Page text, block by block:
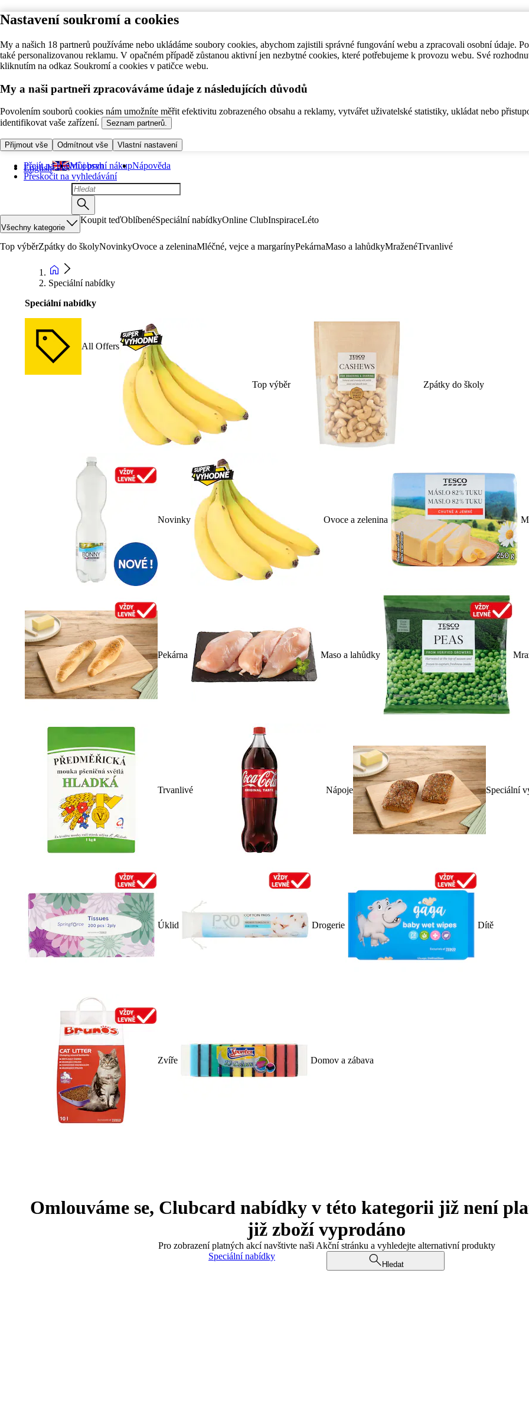
Nastavení soukromí a cookies
My a našich 18 partnerů používáme nebo ukládáme soubory cookies, abychom zajistili správné fungování webu a zpracovali osobní údaje.
také personalizovanou reklamu. V opačném případě zůstanou aktivní jen nezbytné cookies, které potřebujeme k provozu webu. Své
kliknutím na odkaz Soukromí a cookies v patičce webu.
My a naši partneři zpracováváme údaje z následujících důvodů
Povolením souborů cookies nám umožníte měřit efektivitu zobrazeného obsahu a reklamy, vytvářet uživatelské statistiky, ukládat nebo
identifikovat vaše zařízení.
Seznam partnerů.
Přijmout vše Odmítnout vše Vlastní nastavení
Přejít na hlavní obsah
Přeskočit na vyhledávání
English Můj první nákupNápověda
Všechny kategorie
Koupit teďOblíbenéSpeciální nabídkyOnline ClubInspiraceLéto
Top výběrZpátky do školyNovinkyOvoce a zeleninaMléčné, vejce a margarínyPekárnaMaso a lahůdkyMraženéTrvanlivé
Speciální nabídky
Speciální nabídky
All Offers
Top výběr Zpátky do školy
Novinky Ovoce a zelenina
Pekárna Maso a lahůdky
Trvanlivé Nápoje Speciální
Úklid Drogerie Dítě
Zvíře Domov a zábava
Omlouváme se, Clubcard nabídky v této kategorii již není
již zboží vyprodáno
Pro zobrazení platných akcí navštivte naši Akční stránku a vyhledejte alternativní produkty
Speciální nabídky
Hledat